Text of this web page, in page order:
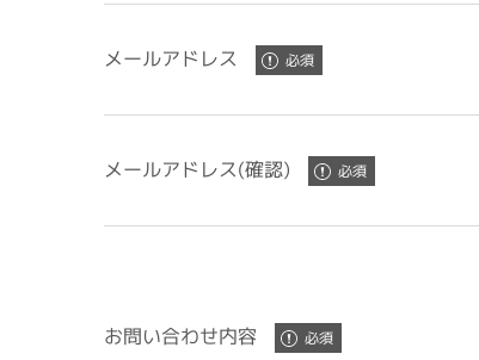
メールアドレス
メールアドレス(確認)
お問い合わせ内容